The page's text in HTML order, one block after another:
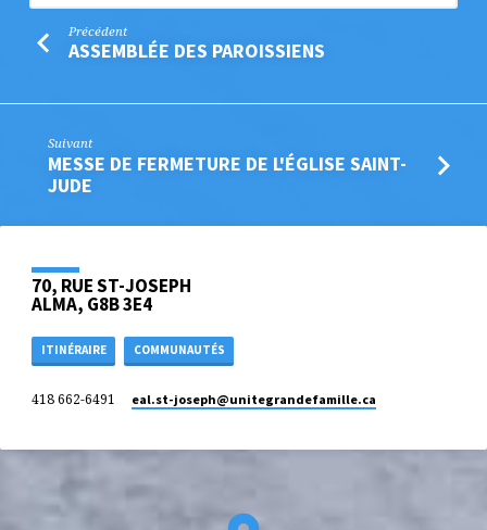
Précédent
ASSEMBLÉE DES PAROISSIENS
Suivant
MESSE DE FERMETURE DE L'ÉGLISE SAINT-
JUDE
70, RUE ST-JOSEPH
ALMA, G8B 3E4
ITINÉRAIRE COMMUNAUTÉS
418 662-6491 eal.st-joseph​@unitegrandefamille.ca